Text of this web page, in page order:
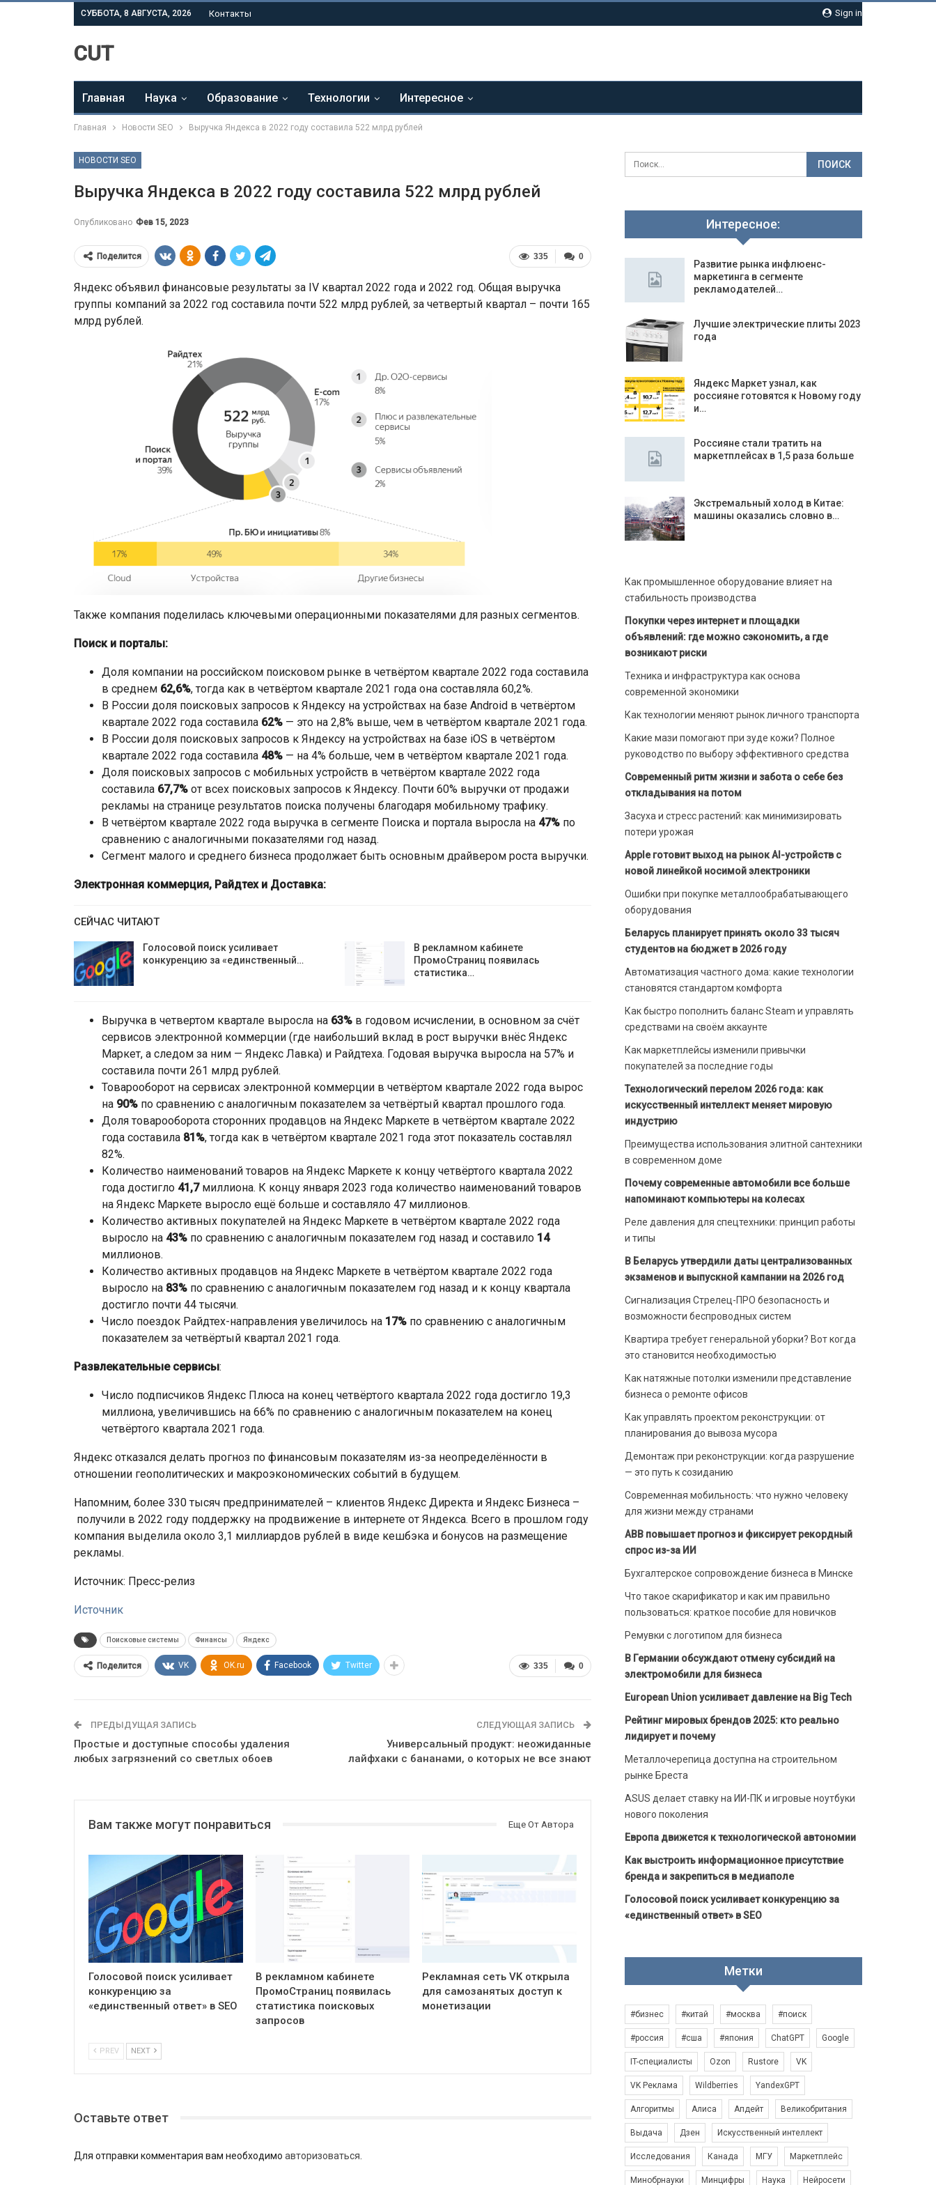
Sign in
СУББОТА, 8 АВГУСТА, 2026 Контакты
CUT
Главная Наука Образование Технологии Интересное
Главная Новости SEO Выручка Яндекса в 2022 году составила 522 млрд рублей
НОВОСТИ SEO
Выручка Яндекса в 2022 году составила 522 млрд рублей
Опубликовано Фев 15, 2023
0
335
Поделится
Яндекс объявил финансовые результаты за IV квартал 2022 года и 2022 год. Общая выручка
группы компаний за 2022 год составила почти 522 млрд рублей, за четвертый квартал – почти 165
млрд рублей.
Также компания поделилась ключевыми операционными показателями для разных сегментов.
Поиск и порталы:
Доля компании на российском поисковом рынке в четвёртом квартале 2022 года составила
в среднем 62,6%, тогда как в четвёртом квартале 2021 года она составляла 60,2%.
В России доля поисковых запросов к Яндексу на устройствах на базе Android в четвёртом
квартале 2022 года составила 62% — это на 2,8% выше, чем в четвёртом квартале 2021 года.
В России доля поисковых запросов к Яндексу на устройствах на базе iOS в четвёртом
квартале 2022 года составила 48% — на 4% больше, чем в четвёртом квартале 2021 года.
Доля поисковых запросов с мобильных устройств в четвёртом квартале 2022 года
составила 67,7% от всех поисковых запросов к Яндексу. Почти 60% выручки от продажи
рекламы на странице результатов поиска получены благодаря мобильному трафику.
В четвёртом квартале 2022 года выручка в сегменте Поиска и портала выросла на 47% по
сравнению с аналогичными показателями год назад.
Сегмент малого и среднего бизнеса продолжает быть основным драйвером роста выручки.
Электронная коммерция, Райдтех и Доставка:
СЕЙЧАС ЧИТАЮТ
Голосовой поиск усиливает
конкуренцию за «единственный…
В рекламном кабинете
ПромоСтраниц появилась
статистика…
Выручка в четвертом квартале выросла на 63% в годовом исчислении, в основном за счёт
сервисов электронной коммерции (где наибольший вклад в рост выручки внёс Яндекс
Маркет, а следом за ним — Яндекс Лавка) и Райдтеха. Годовая выручка выросла на 57% и
составила почти 261 млрд рублей.
Товарооборот на сервисах электронной коммерции в четвёртом квартале 2022 года вырос
на 90% по сравнению с аналогичным показателем за четвёртый квартал прошлого года.
Доля товарооборота сторонних продавцов на Яндекс Маркете в четвёртом квартале 2022
года составила 81%, тогда как в четвёртом квартале 2021 года этот показатель составлял
82%.
Количество наименований товаров на Яндекс Маркете к концу четвёртого квартала 2022
года достигло 41,7миллиона. К концу января 2023 года количество наименований товаров
на Яндекс Маркете выросло ещё больше и составляло 47 миллионов.
Количество активных покупателей на Яндекс Маркете в четвёртом квартале 2022 года
выросло на 43% по сравнению с аналогичным показателем год назад и составило 14
миллионов.
Количество активных продавцов на Яндекс Маркете в четвёртом квартале 2022 года
выросло на 83% по сравнению с аналогичным показателем год назад и к концу квартала
достигло почти 44 тысячи.
Число поездок Райдтех-направления увеличилось на 17% по сравнению с аналогичным
показателем за четвёртый квартал 2021 года.
Развлекательные сервисы:
Число подписчиков Яндекс Плюса на конец четвёртого квартала 2022 года достигло 19,3
миллиона, увеличившись на 66% по сравнению с аналогичным показателем на конец
четвёртого квартала 2021 года.
Яндекс отказался делать прогноз по финансовым показателям из-за неопределённости в
отношении геополитических и макроэкономических событий в будущем.
Напомним, более 330 тысяч предпринимателей – клиентов Яндекс Директа и Яндекс Бизнеса –
получили в 2022 году поддержку на продвижение в интернете от Яндекса. Всего в прошлом году
компания выделила около 3,1 миллиардов рублей в виде кешбэка и бонусов на размещение
рекламы.
Источник: Пресс-релиз
Источник
Поисковые системы Финансы Яндекс
0
335
Поделится VK OK.ru Facebook Twitter
ПРЕДЫДУЩАЯ ЗАПИСЬ
Простые и доступные способы удаления
любых загрязнений со светлых обоев
СЛЕДУЮЩАЯ ЗАПИСЬ
Универсальный продукт: неожиданные
лайфхаки с бананами, о которых не все знают
Вам также могут понравиться Еще От Автора
Голосовой поиск усиливает
конкуренцию за
«единственный ответ» в SEO
В рекламном кабинете
ПромоСтраниц появилась
статистика поисковых
запросов
Рекламная сеть VK открыла
для самозанятых доступ к
монетизации
PREV NEXT
Оставьте ответ
Для отправки комментария вам необходимо авторизоваться
Интересное:
Развитие рынка инфлюенс-
маркетинга в сегменте
рекламодателей…
Лучшие электрические плиты 2023
года
Яндекс Маркет узнал, как
россияне готовятся к Новому году
и…
Россияне стали тратить на
маркетплейсах в 1,5 раза больше
Экстремальный холод в Китае:
машины оказались словно в…
Как промышленное оборудование влияет на
стабильность производства
Покупки через интернет и площадки
объявлений: где можно сэкономить, а где
возникают риски
Техника и инфраструктура как основа
современной экономики
Как технологии меняют рынок личного транспорта
Какие мази помогают при зуде кожи? Полное
руководство по выбору эффективного средства
Современный ритм жизни и забота о себе без
откладывания на потом
Засуха и стресс растений: как минимизировать
потери урожая
Apple готовит выход на рынок AI-устройств с
новой линейкой носимой электроники
Ошибки при покупке металлообрабатывающего
оборудования
Беларусь планирует принять около 33 тысяч
студентов на бюджет в 2026 году
Автоматизация частного дома: какие технологии
становятся стандартом комфорта
Как быстро пополнить баланс Steam и управлять
средствами на своём аккаунте
Как маркетплейсы изменили привычки
покупателей за последние годы
Технологический перелом 2026 года: как
искусственный интеллект меняет мировую
индустрию
Преимущества использования элитной сантехники
в современном доме
Почему современные автомобили все больше
напоминают компьютеры на колесах
Реле давления для спецтехники: принцип работы
и типы
В Беларусь утвердили даты централизованных
экзаменов и выпускной кампании на 2026 год
Сигнализация Стрелец-ПРО безопасность и
возможности беспроводных систем
Квартира требует генеральной уборки? Вот когда
это становится необходимостью
Как натяжные потолки изменили представление
бизнеса о ремонте офисов
Как управлять проектом реконструкции: от
планирования до вывоза мусора
Демонтаж при реконструкции: когда разрушение
— это путь к созиданию
Современная мобильность: что нужно человеку
для жизни между странами
ABB повышает прогноз и фиксирует рекордный
спрос из-за ИИ
Бухгалтерское сопровождение бизнеса в Минске
Что такое скарификатор и как им правильно
пользоваться: краткое пособие для новичков
Ремувки с логотипом для бизнеса
В Германии обсуждают отмену субсидий на
электромобили для бизнеса
European Union усиливает давление на Big Tech
Рейтинг мировых брендов 2025: кто реально
лидирует и почему
Металлочерепица доступна на строительном
рынке Бреста
ASUS делает ставку на ИИ-ПК и игровые ноутбуки
нового поколения
Европа движется к технологической автономии
Как выстроить информационное присутствие
бренда и закрепиться в медиаполе
Голосовой поиск усиливает конкуренцию за
«единственный ответ» в SEO
Метки
#бизнес #китай #москва #поиск
#россия #сша #япония ChatGPT Google
IT-специалисты Ozon Rustore VK
VK Реклама Wildberries YandexGPT
Алгоритмы Алиса Апдейт Великобритания
Выдача Дзен Искусственный интеллект
Исследования Канада МГУ Маркетплейс
Минобрнауки Минцифры Наука Нейросети